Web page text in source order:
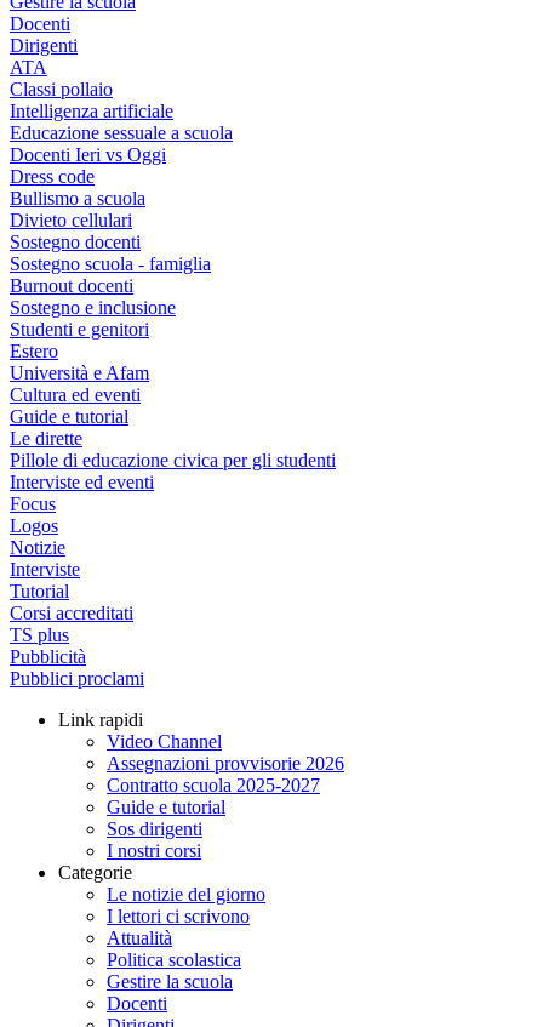
Docenti
Dirigenti
ATA
Classi pollaio
Intelligenza artificiale
Educazione sessuale a scuola
Docenti Ieri vs Oggi
Dress code
Bullismo a scuola
Divieto cellulari
Sostegno docenti
Sostegno scuola - famiglia
Burnout docenti
Sostegno e inclusione
Studenti e genitori
Estero
Università e Afam
Cultura ed eventi
Guide e tutorial
Le dirette
Pillole di educazione civica per gli studenti
Interviste ed eventi
Focus
Logos
Notizie
Interviste
Tutorial
Corsi accreditati
TS plus
Pubblicità
Pubblici proclami
Link rapidi
Video Channel
Assegnazioni provvisorie 2026
Contratto scuola 2025-2027
Guide e tutorial
Sos dirigenti
I nostri corsi
Categorie
Le notizie del giorno
I lettori ci scrivono
Attualità
Politica scolastica
Gestire la scuola
Docenti